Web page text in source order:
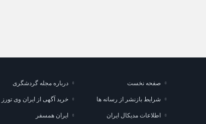
صفحه نخست درباره مجله گردشگری
شرایط بازنشر از رسانه ها خرید آگهی از ایران وی تورز
اطلاعات مدیکال ایران ایران همسفر